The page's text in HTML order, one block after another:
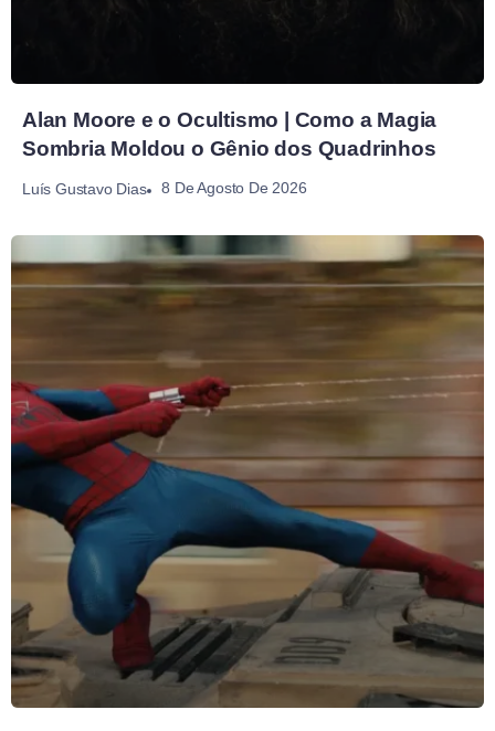
Alan Moore e o Ocultismo | Como a Magia
Sombria Moldou o Gênio dos Quadrinhos
Luís Gustavo Dias 8 De Agosto De 2026